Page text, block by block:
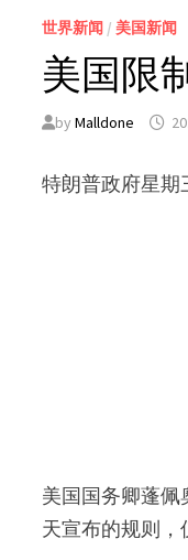
世界新闻 /美国新闻
美国限
byMalldone
特朗普政府星期
美国国务卿蓬
天宣布的规则，